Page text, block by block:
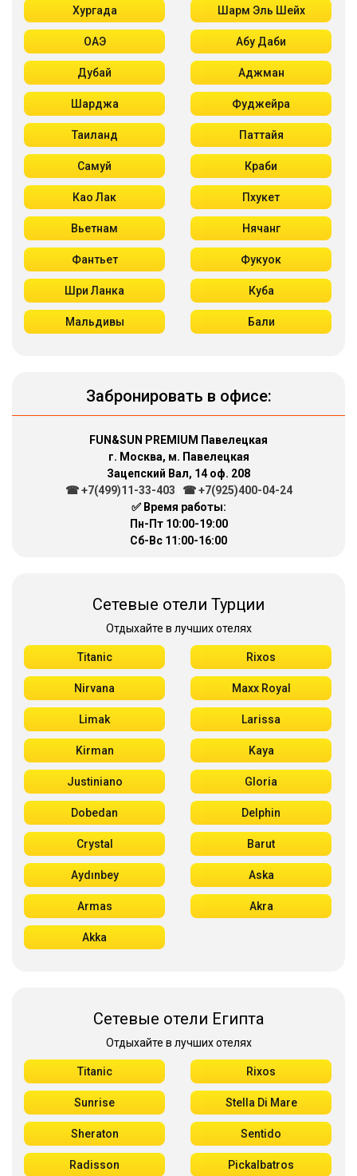
Хургада Шарм Эль Шейх
ОАЭ Абу Даби
Дубай Аджман
Шарджа Фуджейра
Таиланд Паттайя
Самуй Краби
Као Лак Пхукет
Вьетнам Нячанг
Фантьет Фукуок
Шри Ланка Куба
Мальдивы Бали
Забронировать в офисе:
FUN&SUN PREMIUM Павелецкая
г. Москва, м. Павелецкая
Зацепский Вал, 14 оф. 208
☎ +7(499)11-33-403
☎ +7(925)400-04-24
✅ Время работы:
Пн-Пт 10:00-19:00
Сб-Вс 11:00-16:00
Сетевые отели Турции
Отдыхайте в лучших отелях
Titanic Rixos
Nirvana Maxx Royal
Limak Larissa
Kirman Kaya
Justiniano Gloria
Dobedan Delphin
Crystal Barut
Aydınbey Aska
Armas Akra
Akka
Сетевые отели Египта
Отдыхайте в лучших отелях
Titanic Rixos
Sunrise Stella Di Mare
Sheraton Sentido
Radisson Pickalbatros